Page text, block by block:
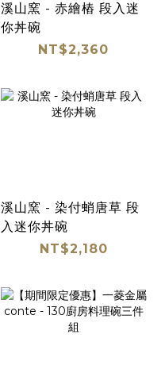
溪山窯 - 赤繪樁 段入迷
你丼碗
NT$2,360
溪山窯 - 染付蛸唐草 段
入迷你丼碗
NT$2,180